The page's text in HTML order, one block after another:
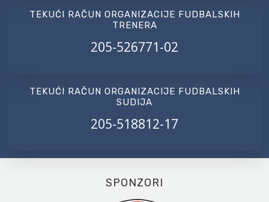
TEKUĆI RAČUN ORGANIZACIJE FUDBALSKIH
TRENERA
205-526771-02
TEKUĆI RAČUN ORGANIZACIJE FUDBALSKIH
SUDIJA
205-518812-17
SPONZORI